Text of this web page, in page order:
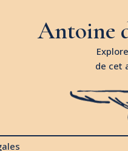
Antoine
de cet